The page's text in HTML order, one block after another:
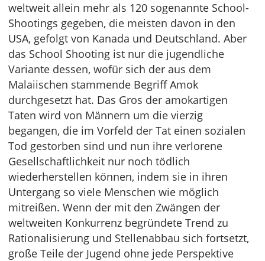
weltweit allein mehr als 120 sogenannte School-
Shootings gegeben, die meisten davon in den
USA, gefolgt von Kanada und Deutschland. Aber
das School Shooting ist nur die jugendliche
Variante dessen, wofür sich der aus dem
Malaiischen stammende Begriff Amok
durchgesetzt hat. Das Gros der amokartigen
Taten wird von Männern um die vierzig
begangen, die im Vorfeld der Tat einen sozialen
Tod gestorben sind und nun ihre verlorene
Gesellschaftlichkeit nur noch tödlich
wiederherstellen können, indem sie in ihren
Untergang so viele Menschen wie möglich
mitreißen. Wenn der mit den Zwängen der
weltweiten Konkurrenz begründete Trend zu
Rationalisierung und Stellenabbau sich fortsetzt,
große Teile der Jugend ohne jede Perspektive